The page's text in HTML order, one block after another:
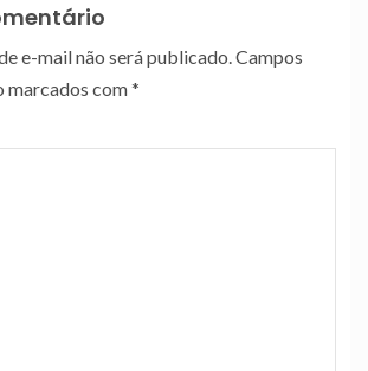
e-mail não será publicado. Campos
marcados com*